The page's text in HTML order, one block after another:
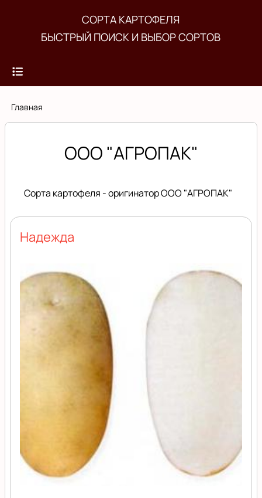
основному
СОРТА КАРТОФЕЛЯ
БЫСТРЫЙ ПОИСК И ВЫБОР СОРТОВ
Строка
Главная
ООО "АГРОПАК"
Сорта картофеля - оригинатор ООО "АГРОПАК"
Надежда